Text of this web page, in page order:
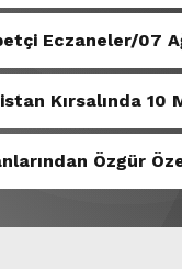
Eczaneler/07
Kırsalında 10
Özgür